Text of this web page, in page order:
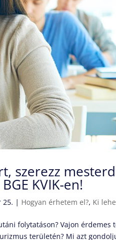
szerezz
KVIK-en!
25. | Hogyan érhetem el?, Ki
folytatáson? Vajon
területén? Mi azt